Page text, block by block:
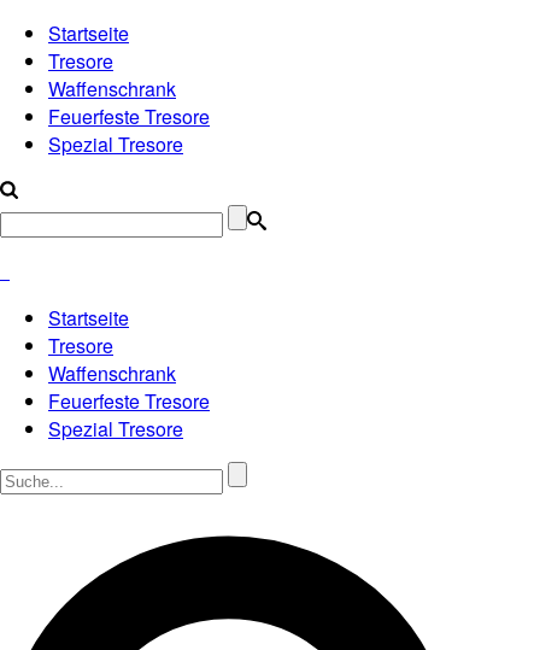
Startseite
Tresore
Waffenschrank
Feuerfeste Tresore
Spezial Tresore
Startseite
Tresore
Waffenschrank
Feuerfeste Tresore
Spezial Tresore